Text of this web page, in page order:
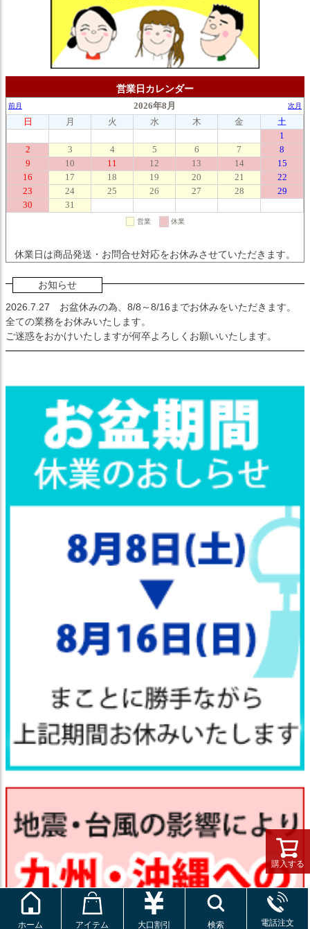
購入する
営業日カレンダー
休業日は商品発送・お問合せ対応をお休みさせていただきます。
お知らせ
2026.7.27 お盆休みの為、8/8～8/16までお休みをいただきます。
全ての業務をお休みいたします。
ご迷惑をおかけいたしますが何卒よろしくお願いいたします。
ホーム アイテム 大口割引 検索 電話注文